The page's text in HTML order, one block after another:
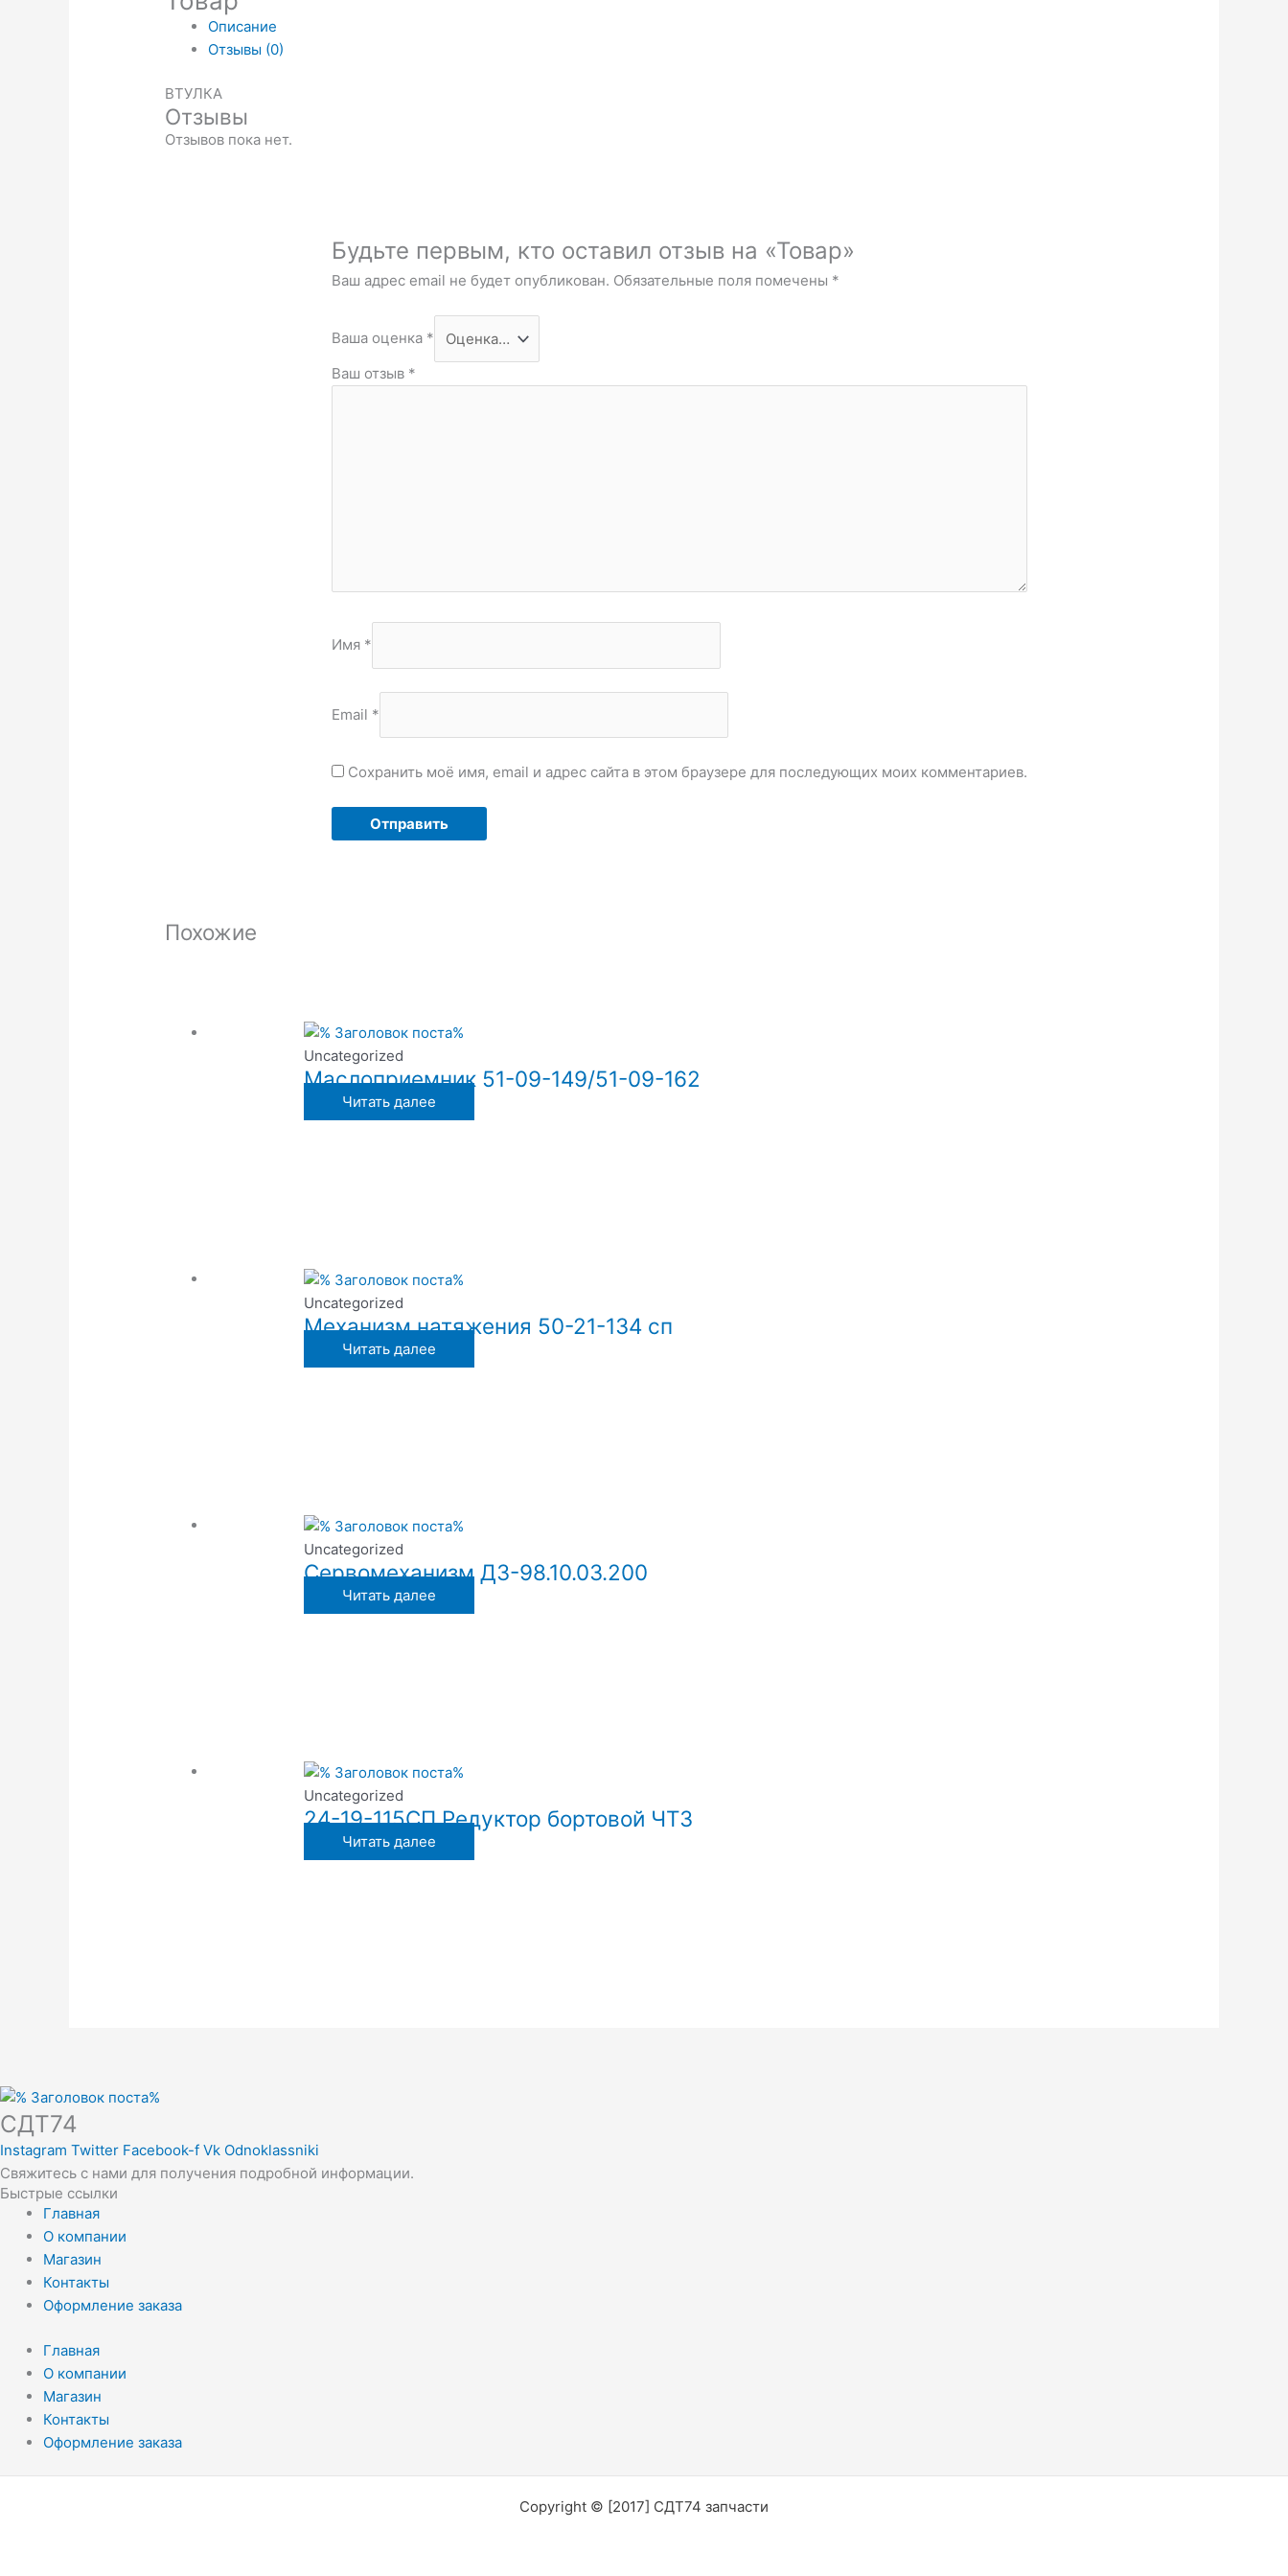
Описание
Отзывы (0)
ВТУЛКА
Отзывы
Отзывов пока нет.
Будьте первым, кто оставил отзыв на «Товар»
Ваш адрес email не будет опубликован. Обязательные поля помечены *
Ваша оценка *
Ваш отзыв *
Имя *
Email *
Сохранить моё имя, email и адрес сайта в этом браузере для последующих моих комментариев.
Похожие
Uncategorized
Маслоприемник 51-09-149/51-09-162
Читать далее
Uncategorized
Механизм натяжения 50-21-134 сп
Читать далее
Uncategorized
Сервомеханизм ДЗ-98.10.03.200
Читать далее
Uncategorized
24-19-115СП Редуктор бортовой ЧТЗ
Читать далее
СДТ74
Instagram Twitter Facebook-f Vk Odnoklassniki
Свяжитесь с нами для получения подробной информации.
Быстрые ссылки
Главная
О компании
Магазин
Контакты
Оформление заказа
Главная
О компании
Магазин
Контакты
Оформление заказа
Copyright © [2017] СДТ74 запчасти